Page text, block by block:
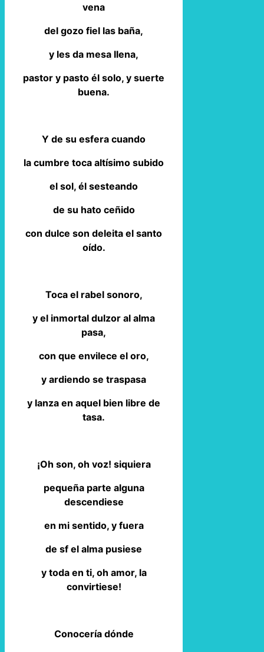
vena
del gozo fiel las baña,
y les da mesa llena,
pastor y pasto él solo, y suerte
buena.
Y de su esfera cuando
la cumbre toca altísimo subido
el sol, él sesteando
de su hato ceñido
con dulce son deleita el santo
oído.
Toca el rabel sonoro,
y el inmortal dulzor al alma
pasa,
con que envilece el oro,
y ardiendo se traspasa
y lanza en aquel bien libre de
tasa.
¡Oh son, oh voz! siquiera
pequeña parte alguna
descendiese
en mi sentido, y fuera
de sf el alma pusiese
y toda en ti, oh amor, la
convirtiese!
Conocería dónde